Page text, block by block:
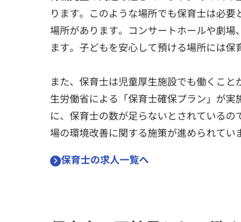
ります。このような場所でも保育士は必
場所があります。コンサートホールや劇
ます。子どもを安心して預ける場所には
また、保育士は児童厚生施設でも働くこ
生労働省による「保育士確保プラン」が
に、保育士の数が足らないとされている
場の環境改善に関する施策が進められてい
保育士の求人一覧へ